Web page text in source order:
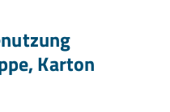
Karton